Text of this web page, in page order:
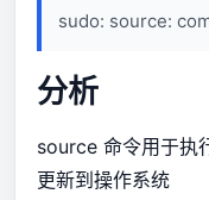
sudo: source:
分析
source 命令用于执
更新到操作系统